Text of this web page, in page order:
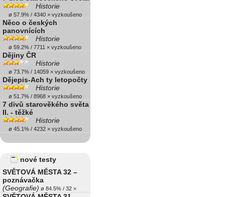
Historie
ø 57.9% / 4340 × vyzkoušeno
Něco o českých
panovnících
Historie
ø 59.2% / 7711 × vyzkoušeno
Dějiny ČR
Historie
ø 73.7% / 14059 × vyzkoušeno
Dějepis-Ach ty letopočty
Historie
ø 51.7% / 8968 × vyzkoušeno
7 divů starověkého světa
II. - těžké
Historie
ø 45.1% / 4232 × vyzkoušeno
nové testy
SVĚTOVÁ MĚSTA 32 –
poznávačka
(Geografie) ø 84.5% / 32 ×